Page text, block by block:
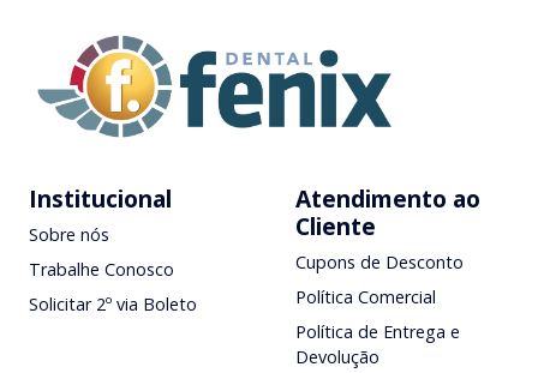
Institucional
Sobre nós
Trabalhe Conosco
Solicitar 2º via Boleto
Atendimento ao
Cliente
Cupons de Desconto
Política Comercial
Política de Entrega e
Devolução